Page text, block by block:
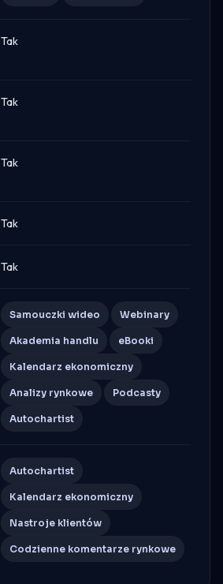
Tak
Tak
Tak
Tak
Tak
Samouczki wideo Webinary
Akademia handlu eBooki
Kalendarz ekonomiczny
Analizy rynkowe Podcasty
Autochartist
Autochartist
Kalendarz ekonomiczny
Nastroje klientów
Codzienne komentarze rynkowe